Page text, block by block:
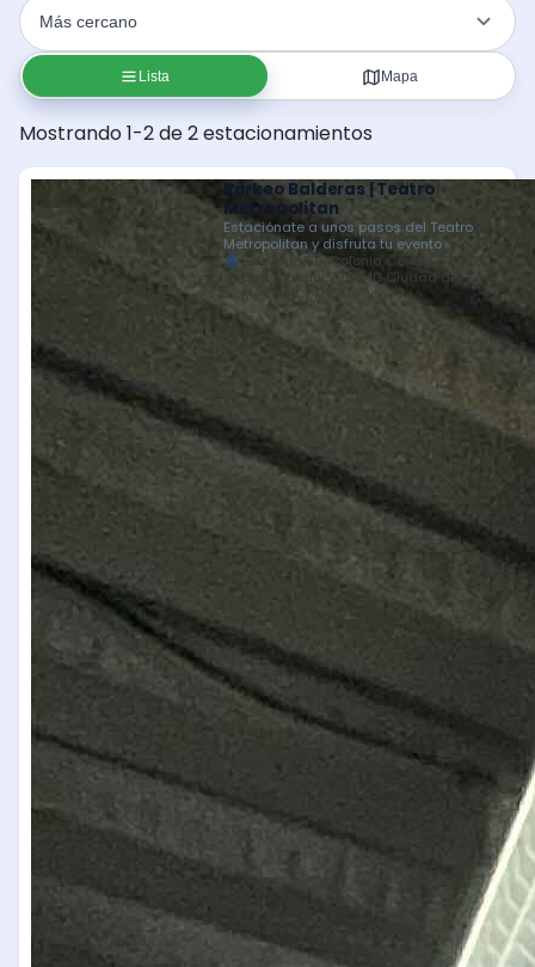
Lista Mapa
Mostrando 1-2 de 2 estacionamientos
Parkeo Balderas | Teatro
Metropolitan
Estaciónate a unos pasos del Teatro
Metropolitan y disfruta tu evento
Balderas 39, Colonia Centro, Centro,
Cuauhtémoc, 06040 Ciudad de
México, CDMX, México